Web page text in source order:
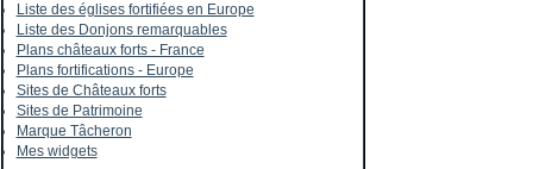
Liste des églises fortifiées en Europe
Liste des Donjons remarquables
Plans châteaux forts - France
Plans fortifications - Europe
Sites de Châteaux forts
Sites de Patrimoine
Marque Tâcheron
Mes widgets